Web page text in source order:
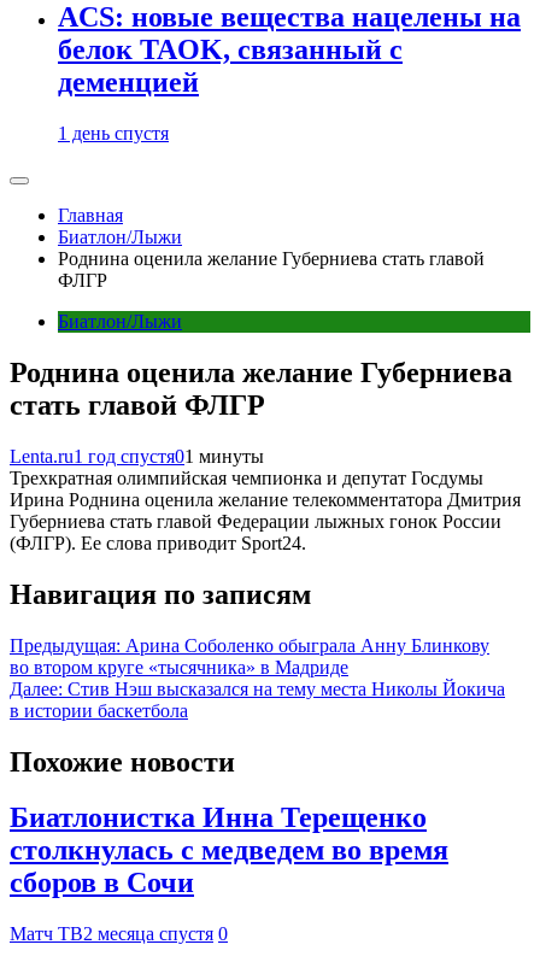
ACS: новые вещества нацелены на
белок TAOK, связанный с
деменцией
1 день спустя
Главная
Биатлон/Лыжи
Роднина оценила желание Губерниева стать главой
ФЛГР
Биатлон/Лыжи
Роднина оценила желание Губерниева
стать главой ФЛГР
Lenta.ru1 год спустя01 минуты
Трехкратная олимпийская чемпионка и депутат Госдумы
Ирина Роднина оценила желание телекомментатора Дмитрия
Губерниева стать главой Федерации лыжных гонок России
(ФЛГР). Ее слова приводит Sport24.
Навигация по записям
Предыдущая: Арина Соболенко обыграла Анну Блинкову
во втором круге «тысячника» в Мадриде
Далее: Стив Нэш высказался на тему места Николы Йокича
в истории баскетбола
Похожие новости
Биатлонистка Инна Терещенко
столкнулась с медведем во время
сборов в Сочи
Матч ТВ2 месяца спустя 0